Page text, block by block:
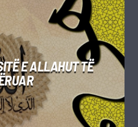
E ALLAHUT TË